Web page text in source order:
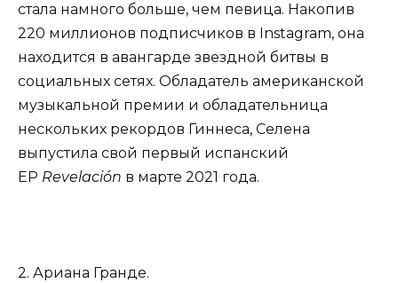
стала намного больше, чем певица. Накопив
220 миллионов подписчиков в Instagram, она
находится в авангарде звездной битвы в
социальных сетях. Обладатель американской
музыкальной премии и обладательница
нескольких рекордов Гиннеса, Селена
выпустила свой первый испанский
EP Revelación в марте 2021 года.
2. Ариана Гранде.